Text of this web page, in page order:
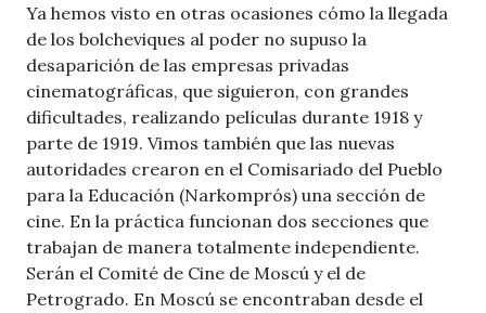
Ya hemos visto en otras ocasiones cómo la llegada
de los bolcheviques al poder no supuso la
desaparición de las empresas privadas
cinematográficas, que siguieron, con grandes
dificultades, realizando películas durante 1918 y
parte de 1919. Vimos también que las nuevas
autoridades crearon en el Comisariado del Pueblo
para la Educación (Narkomprós) una sección de
cine. En la práctica funcionan dos secciones que
trabajan de manera totalmente independiente.
Serán el Comité de Cine de Moscú y el de
Petrogrado. En Moscú se encontraban desde el